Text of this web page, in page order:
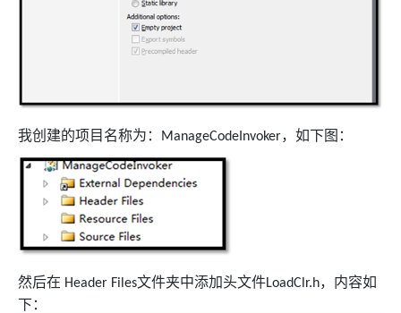
我创建的项目名称为： ManageCodeInvoker，如下图：
然后在 Header Files文件夹中添加头文件LoadClr.h，内容如
下：